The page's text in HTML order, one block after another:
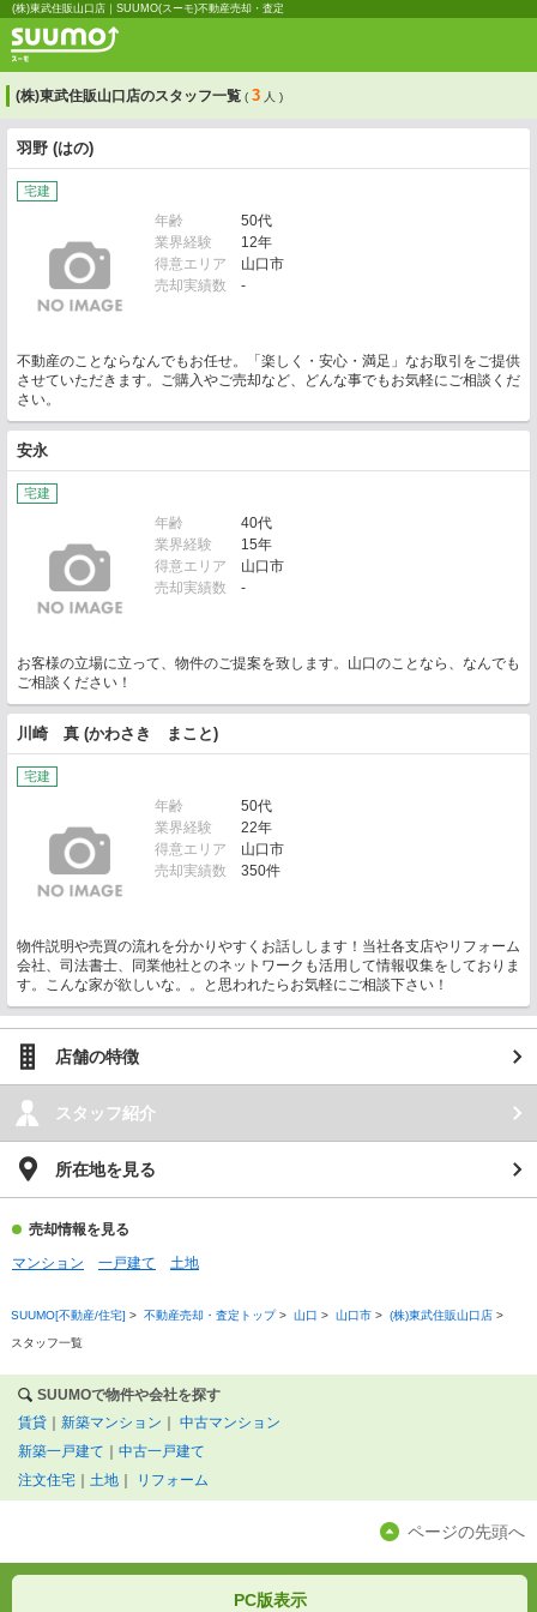
(株)東武住販山口店｜SUUMO(スーモ)不動産売却・査定
(株)東武住販山口店のスタッフ一覧 ( 3 人 )
羽野 (はの)
宅建
年齢
50代
業界経験
12年
得意エリア
山口市
売却実績数
-
不動産のことならなんでもお任せ。「楽しく・安心・満足」なお取引をご提供
させていただきます。ご購入やご売却など、どんな事でもお気軽にご相談くだ
さい。
安永
宅建
年齢
40代
業界経験
15年
得意エリア
山口市
売却実績数
-
お客様の立場に立って、物件のご提案を致します。山口のことなら、なんでも
ご相談ください！
川崎 真 (かわさき まこと)
宅建
年齢
50代
業界経験
22年
得意エリア
山口市
売却実績数
350件
物件説明や売買の流れを分かりやすくお話しします！当社各支店やリフォーム
会社、司法書士、同業他社とのネットワークも活用して情報収集をしておりま
す。こんな家が欲しいな。。と思われたらお気軽にご相談下さい！
店舗の特徴
スタッフ紹介
所在地を見る
売却情報を見る
マンション
一戸建て 土地
SUUMO[不動産/住宅] > 不動産売却・査定トップ> 山口 > 山口市 > (株)東武住販山口店 >
スタッフ一覧
SUUMOで物件や会社を探す
賃貸 ｜ 新築マンション ｜ 中古マンション
新築一戸建て ｜ 中古一戸建て
注文住宅 ｜ 土地 ｜ リフォーム
ページの先頭へ
PC版表示